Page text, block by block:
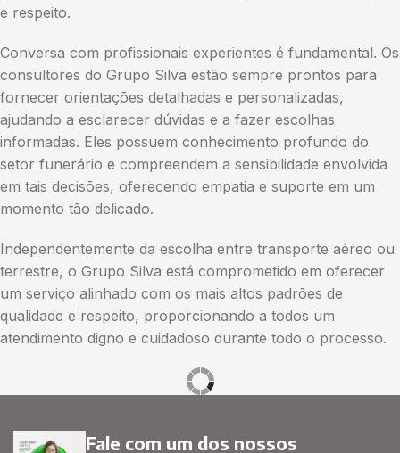
e respeito.
Conversa com profissionais experientes é fundamental. Os
consultores do Grupo Silva estão sempre prontos para
fornecer orientações detalhadas e personalizadas,
ajudando a esclarecer dúvidas e a fazer escolhas
informadas. Eles possuem conhecimento profundo do
setor funerário e compreendem a sensibilidade envolvida
em tais decisões, oferecendo empatia e suporte em um
momento tão delicado.
Independentemente da escolha entre transporte aéreo ou
terrestre, o Grupo Silva está comprometido em oferecer
um serviço alinhado com os mais altos padrões de
qualidade e respeito, proporcionando a todos um
atendimento digno e cuidadoso durante todo o processo.
Fale com um dos nossos